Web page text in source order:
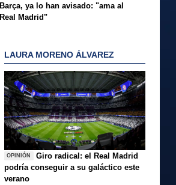
Barça, ya lo han avisado: "ama al
Real Madrid"
LAURA MORENO ÁLVAREZ
OPINIÓN
Giro radical: el Real Madrid
podría conseguir a su galáctico este
verano